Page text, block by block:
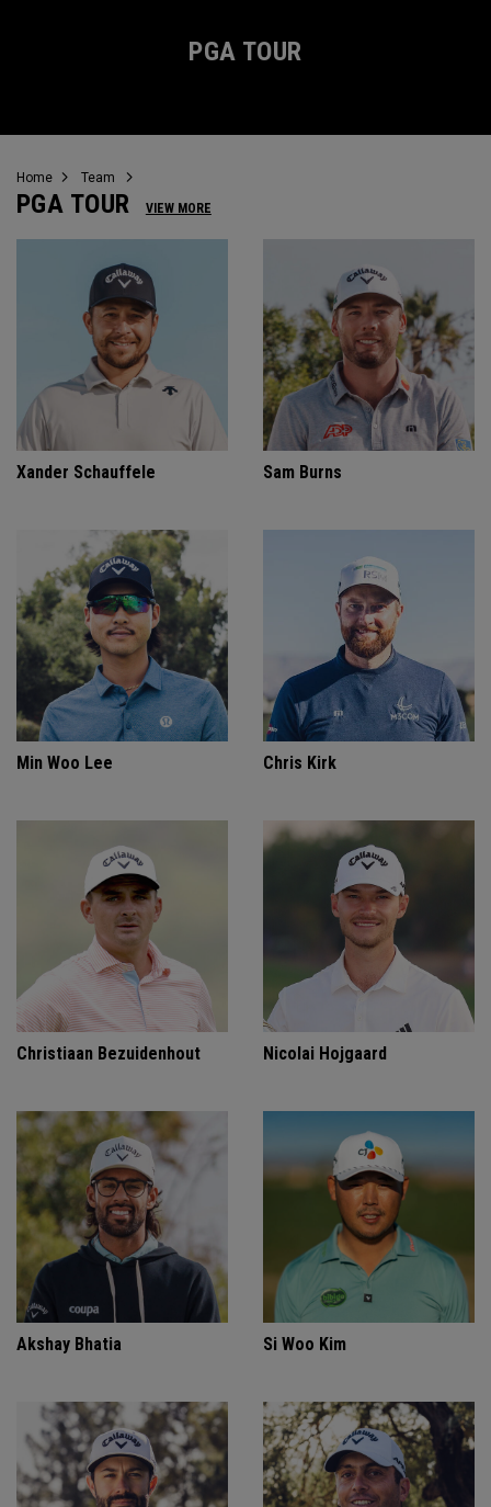
PGA TOUR
Home Team
PGA TOUR VIEW MORE
Xander Schauffele Sam Burns
Min Woo Lee Chris Kirk
Christiaan Bezuidenhout Nicolai Hojgaard
Akshay Bhatia Si Woo Kim